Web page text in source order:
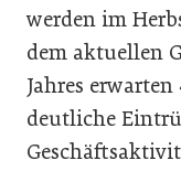
werden im
dem aktuellen
Jahres
deutliche